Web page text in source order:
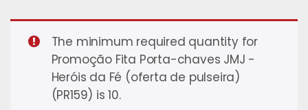
The minimum required quantity for
Promoção Fita Porta-chaves JMJ -
Heróis da Fé (oferta de pulseira)
(PR159) is 10.